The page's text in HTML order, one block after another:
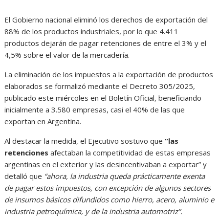
El Gobierno nacional eliminó los derechos de exportación del
88% de los productos industriales, por lo que 4.411
productos dejarán de pagar retenciones de entre el 3% y el
4,5% sobre el valor de la mercadería.
La eliminación de los impuestos a la exportación de productos
elaborados se formalizó mediante el Decreto 305/2025,
publicado este miércoles en el Boletín Oficial, beneficiando
inicialmente a 3.580 empresas, casi el 40% de las que
exportan en Argentina.
Al destacar la medida, el Ejecutivo sostuvo que “las
retencionesafectaban la competitividad de estas empresas
argentinas en el exterior y las desincentivaban a exportar” y
detalló que “ahora, la industria queda prácticamente exenta
de pagar estos impuestos, con excepción de algunos sectores
de insumos básicos difundidos como hierro, acero, aluminio e
industria petroquímica, y de la industria automotriz”.